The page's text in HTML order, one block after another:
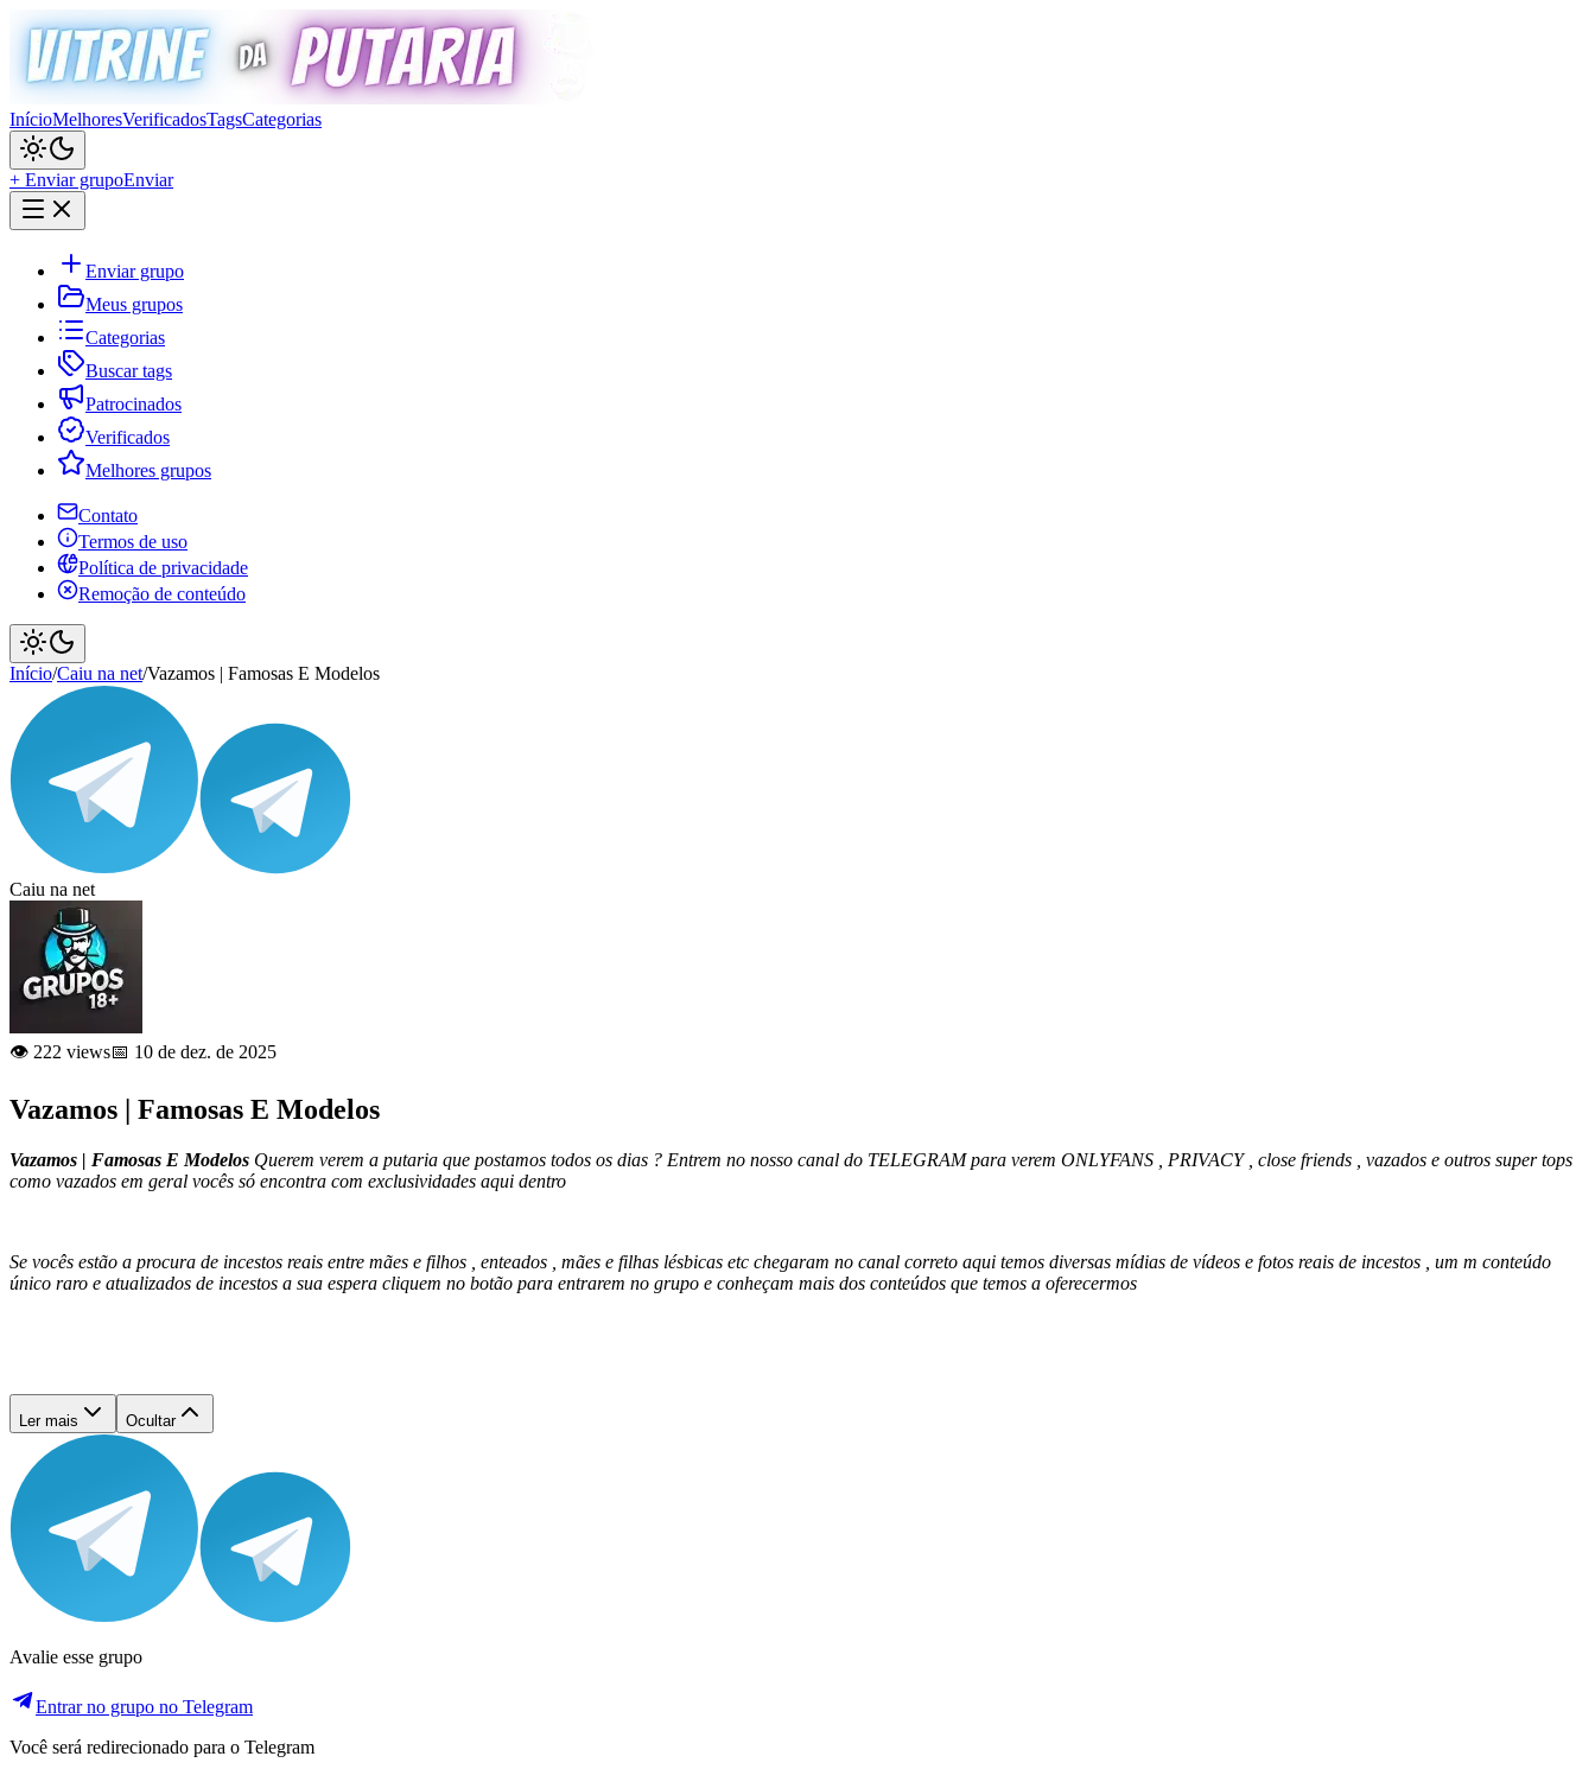
InícioMelhoresVerificadosTagsCategorias
+ Enviar grupoEnviar
Enviar grupo
Meus grupos
Categorias
Buscar tags
Patrocinados
Verificados
Melhores grupos
Contato
Termos de uso
Política de privacidade
Remoção de conteúdo
Início/Caiu na net/Vazamos | Famosas E Modelos
Caiu na net
👁️ 222 views📅 10 de dez. de 2025
Vazamos | Famosas E Modelos
Vazamos | Famosas E Modelos Querem verem a putaria que postamos todos os dias ? Entrem no nosso canal do TELEGRAM para verem ONLYFANS , PRIVACY , close friends , vazados e outros super tops
como vazados em geral vocês só encontra com exclusividades aqui dentro
Se vocês estão a procura de incestos reais entre mães e filhos , enteados , mães e filhas lésbicas etc chegaram no canal correto aqui temos diversas mídias de vídeos e fotos reais de incestos , um m conteúdo
único raro e atualizados de incestos a sua espera cliquem no botão para entrarem no grupo e conheçam mais dos conteúdos que temos a oferecermos
Ler mais Ocultar
Avalie esse grupo
Entrar no grupo no Telegram
Você será redirecionado para o Telegram